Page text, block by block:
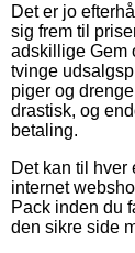
Det er jo
sig frem til
adskillige Gem
tvinge
piger og
drastisk, og
betaling.
Det kan til
internet
Pack inden du
den sikre side